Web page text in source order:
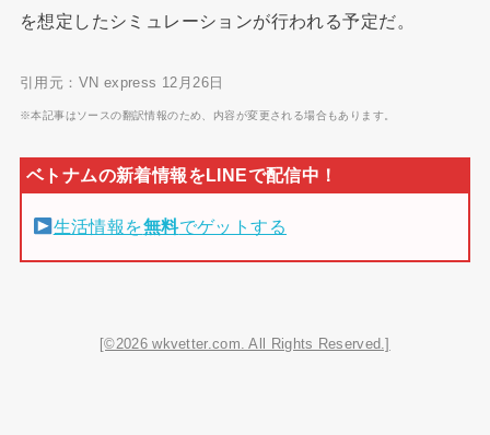
を想定したシミュレーションが行われる予定だ。
引用元：VN express 12月26日
※本記事はソースの翻訳情報のため、内容が変更される場合もあります。
生活情報を無料でゲットする
[©2026 wkvetter.com. All Rights Reserved.]